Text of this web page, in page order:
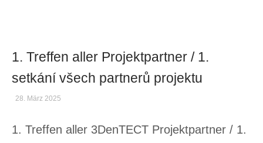
1. Treffen aller Projektpartner / 1.
setkání všech partnerů projektu
28. März 2025
1. Treffen aller 3DenTECT Projektpartner / 1.